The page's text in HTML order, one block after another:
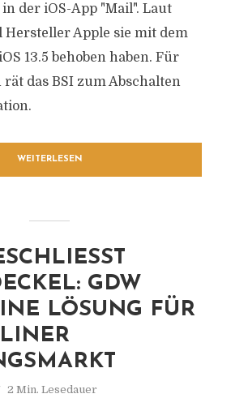
der iOS-App "Mail". Laut
Hersteller Apple sie mit dem
13.5 behoben haben. Für
rät das BSI zum Abschalten
WEITERLESEN
M
GDW S
LÖSUNG FÜR D
W
2 Min. Lesedauer